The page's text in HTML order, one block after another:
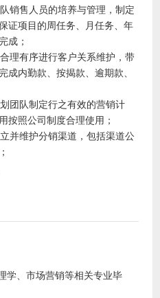
销售人员的培养与管理，制定
证项目的周任务、月任务、年
成；
理有序进行客户关系维护，带
成内勤款、按揭款、逾期款、
团队制定行之有效的营销计
按照公司制度合理使用；
并维护分销渠道，包括渠道公
学、市场营销等相关专业毕